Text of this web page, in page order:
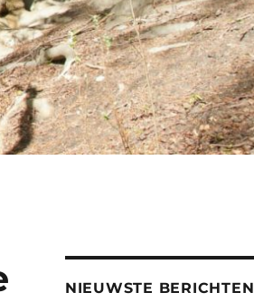
NIEUWSTE BERICHTEN